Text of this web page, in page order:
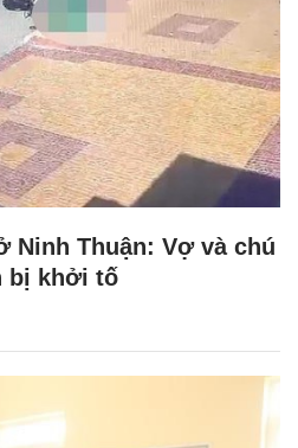
Ninh Thuận: Vợ và chú
bị khởi tố